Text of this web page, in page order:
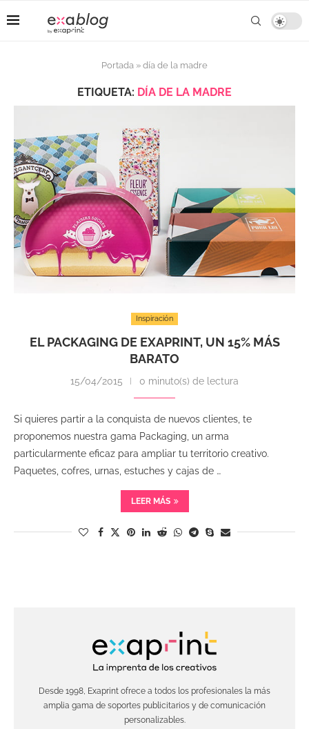
Portada » día de la madre
ETIQUETA: DÍA DE LA MADRE
Inspiración
EL PACKAGING DE EXAPRINT, UN 15% MÁS
BARATO
15/04/2015 0 minuto(s) de lectura
Si quieres partir a la conquista de nuevos clientes, te
proponemos nuestra gama Packaging, un arma
particularmente eficaz para ampliar tu territorio creativo.
Paquetes, cofres, urnas, estuches y cajas de …
LEER MÁS
Desde 1998, Exaprint ofrece a todos los profesionales la más
amplia gama de soportes publicitarios y de comunicación
personalizables.